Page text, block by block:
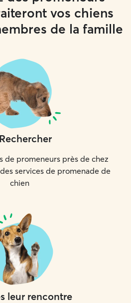
vos chiens
de la famille
Rechercher
de promeneurs près de chez
services de promenade de
chien
leur rencontre